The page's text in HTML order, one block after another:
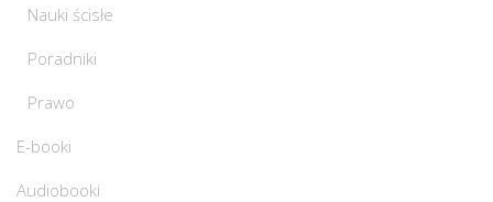
Nauki ścisłe
Poradniki
Prawo
E-booki
Audiobooki